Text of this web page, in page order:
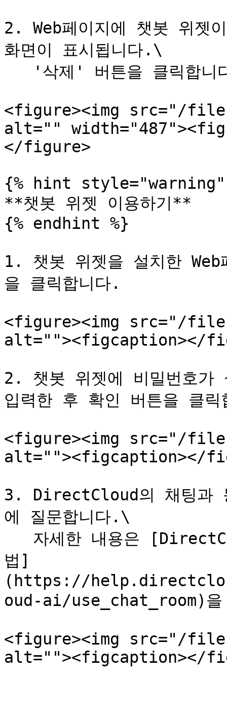
2. Web페이지에 챗봇 위젯
화면이 표시됩니다.\
<figure><img src="/
alt=""
</figure>
{% hint style="warning"
**챗봇 위젯 이용하기**
{% endhint %}
1. 챗봇 위젯을 설치한
을 클릭합니다.
<figure><img src="/files/
alt=""><figcaption></
2. 챗봇 위젯에 비밀번호가
입력한 후 확인 버튼을 클릭
<figure><img src="/files/
alt=""><figcaption></
3. DirectCloud의 채팅과
에 질문합니다.\
법]
(https://
oud-ai/use_chat_room)을
<figure><img src="/files/